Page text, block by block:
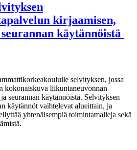
kirjaamisen,
käytännöistä
selvityksen, jossa
kokonaiskuva liikuntaneuvonnan
seurannan käytännöistä. Selvityksen
käytännöt vaihtelevat alueittain, ja
yhtenäisempiä toimintamalleja sekä